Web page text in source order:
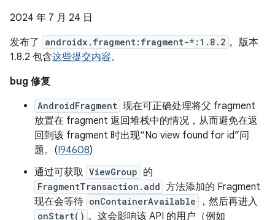
2024 年 7 月 24 日
发布了
androidx.fragment:fragment-*:1.8.2 。版本
1.8.2 包含这些提交内容。
bug 修复
AndroidFragment 现在可正确处理将父 fragment
放置在 fragment 返回堆栈中的情况，从而避免在返
回到该 fragment 时出现“No view found for id”问
题。(I94608)
通过可获取 ViewGroup 的
FragmentTransaction.add 方法添加的 Fragment
现在会等待 onContainerAvailable ，然后再进入
onStart() 。这会影响该 API 的用户（例如